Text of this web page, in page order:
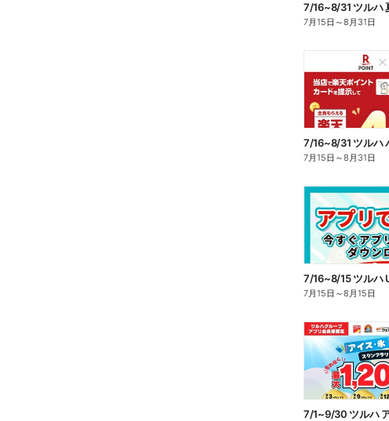
7月15日 ～8月31日
7月15日 ～8月31日
7月15日 ～8月15日